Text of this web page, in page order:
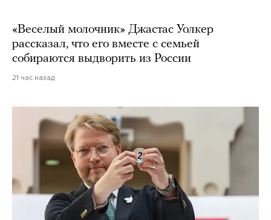
«Веселый молочник» Джастас Уолкер
рассказал, что его вместе с семьей
собираются выдворить из России
21 час назад